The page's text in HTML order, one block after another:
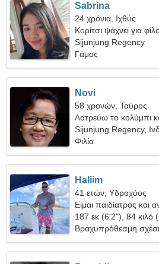
Sabrina
24 χρόνια, Ιχθύς
Κορίτσι ψάχνει για
Sijunjung Regency
Γάμος
Novi
58 χρονών, Ταύρος
Λατρεύω το κολύμπι
Sijunjung Regency,
Φιλία
Haliim
41 ετών, Υδροχόος
Είμαι παιδίατρος και
γυναίκα
187 εκ (6'2"), 84 κιλό
Βραχυπρόθεσμη